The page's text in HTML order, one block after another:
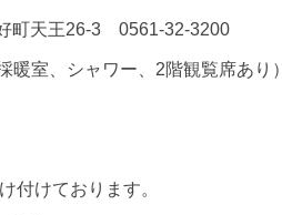
町天王26-3 0561-32-3200
室、シャワー、 2階観覧席あり）
付けております。